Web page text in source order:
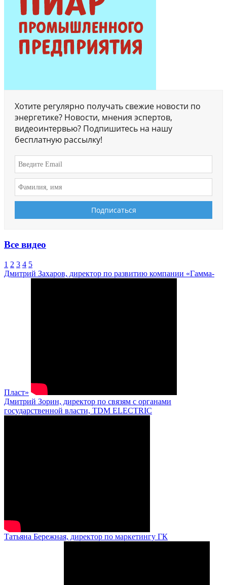
Хотите регулярно получать свежие новости по
энергетике? Новости, мнения эспертов,
видеоинтервью? Подпишитесь на нашу
бесплатную рассылку!
Все видео
1 2 3 4 5
Дмитрий Захаров, директор по развитию компании «Гамма-
Пласт»
Дмитрий Зорин, директор по связям с органами
государственной власти, TDM ELECTRIC
Татьяна Бережная, директор по маркетингу ГК